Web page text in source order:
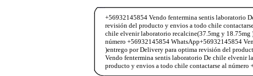
+56932145854 Vendo fentermina sentis laboratorio
revisión del producto y envios a todo chile
chile elvenir laboratorio recalcine(37.5mg y
número +56932145854 WhatsApp+56932145854
)entrego por Delivery para optima revisión del
Vendo fentermina sentis laboratorio De chile elvenir
producto y envios a todo chile contactarse al número